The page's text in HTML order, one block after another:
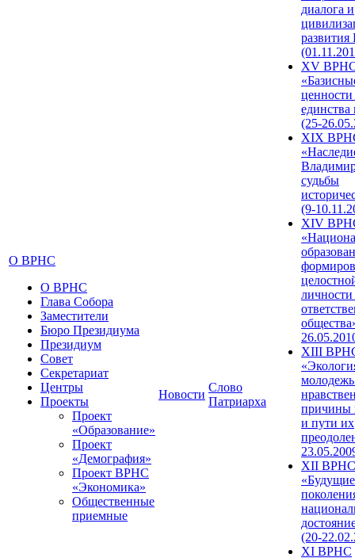
О ВРНС
О ВРНС
Глава Собора
Заместители
Бюро Президиума
Президиум
Совет
Секретариат
Центры
Проекты
Проект
«Образование»
Проект
«Демография»
Проект ВРНС
«Экономика»
Общественные
приемные
Новости
Слово
Патриарха
диалога и
развития
XV
единства
(25-
XIX
судьбы
(9-
XIV
XIII
причины
и пути их
XII ВРНС
«Будущие
(20-
XI ВРНС